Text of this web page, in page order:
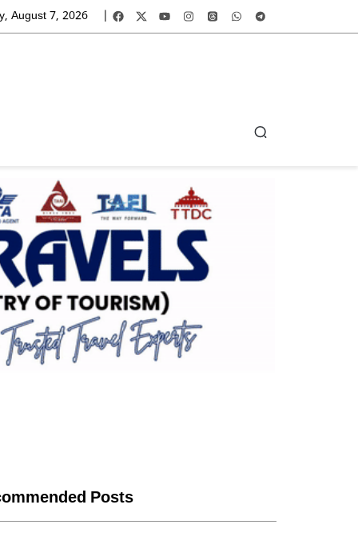
August 7, 2026
Posts